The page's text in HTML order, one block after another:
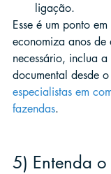
ligação.
Esse é um ponto
economiza anos
necessário, inclua
documental desde
especialistas em
fazendas.
5) Entenda